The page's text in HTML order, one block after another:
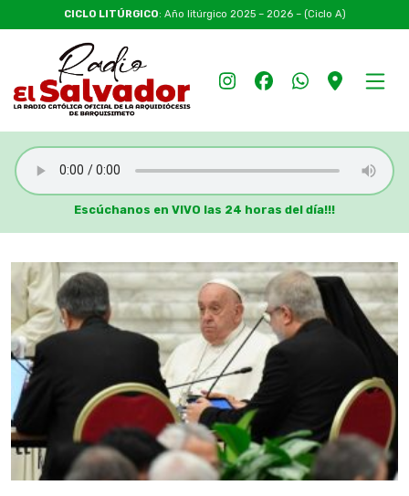
CICLO LITÚRGICO: Año litúrgico 2025 – 2026 – (Ciclo A)
Escúchanos en VIVO las 24 horas del día!!!